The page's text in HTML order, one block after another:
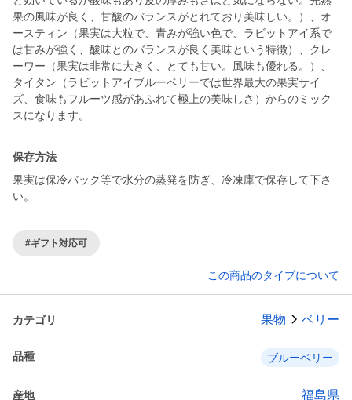
果の風味が良く、甘酸のバランスがとれており美味しい。）、オ
ースティン（果実は大粒で、青みが強い色で、ラビットアイ系で
は甘みが強く、酸味とのバランスが良く美味という特徴）、クレ
ーワー（果実は非常に大きく、とても甘い。風味も優れる。）、
タイタン（ラビットアイブルーベリーでは世界最大の果実サイ
ズ、食味もフルーツ感があふれて極上の美味しさ）からのミック
スになります。
保存方法
果実は保冷バック等で水分の蒸発を防ぎ、冷凍庫で保存して下さ
い。
#ギフト対応可
この商品のタイプについて
カテゴリ 果物 ベリー
品種 ブルーベリー
産地 福島県